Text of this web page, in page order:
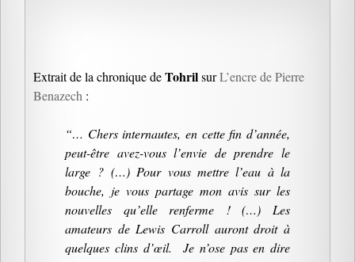
Extrait de la chronique deTohrilsurL’encre de Pierre
Benazech :
“… Chers internautes, en cette fin d’année,
peut-être avez-vous l’envie de prendre le
large ? (…) Pour vous mettre l’eau à la
bouche, je vous partage mon avis sur les
nouvelles qu’elle renferme ! (…) Les
amateurs de Lewis Carroll auront droit à
quelques clins d’œil. Je n’ose pas en dire